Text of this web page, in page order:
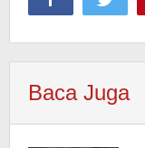
Baca Juga